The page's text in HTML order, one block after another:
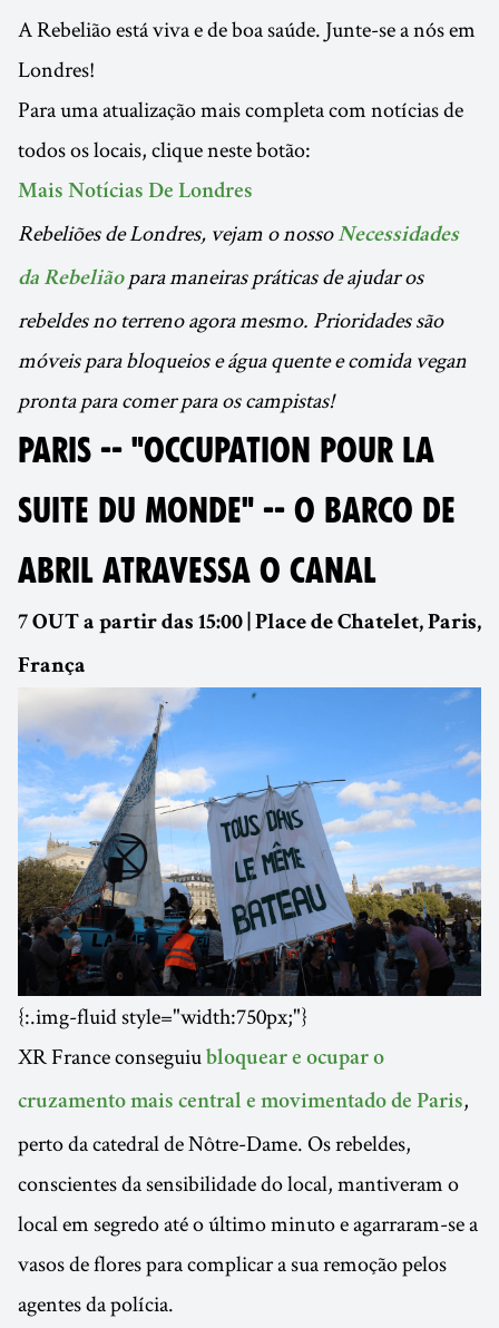
A Rebelião está viva e de boa saúde. Junte-se a nós em
Londres!
Para uma atualização mais completa com notícias de
todos os locais, clique neste botão:
Mais Notícias De Londres
Rebeliões de Londres, vejam o nosso Necessidades
da Rebelião para maneiras práticas de ajudar os
rebeldes no terreno agora mesmo. Prioridades são
móveis para bloqueios e água quente e comida vegan
pronta para comer para os campistas!
PARIS -- "OCCUPATION POUR LA
SUITE DU MONDE" -- O BARCO DE
ABRIL ATRAVESSA O CANAL
7 OUT a partir das 15:00 | Place de Chatelet, Paris,
França
{:.img-fluid style="width:750px;"}
XR France conseguiu bloquear e ocupar o
cruzamento mais central e movimentado de Paris,
perto da catedral de Nôtre-Dame. Os rebeldes,
conscientes da sensibilidade do local, mantiveram o
local em segredo até o último minuto e agarraram-se a
vasos de flores para complicar a sua remoção pelos
agentes da polícia.